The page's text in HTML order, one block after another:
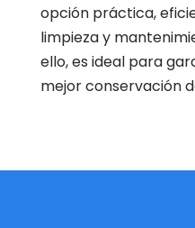
opción práctica,
limpieza y
ello, es ideal para
mejor conservación